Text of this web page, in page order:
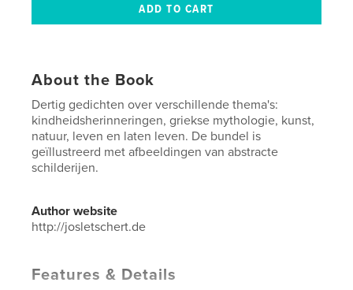
About the Book
Dertig gedichten over verschillende thema's:
kindheidsherinneringen, griekse mythologie, kunst,
natuur, leven en laten leven. De bundel is
geïllustreerd met afbeeldingen van abstracte
schilderijen.
Author website
http://josletschert.de
Features & Details